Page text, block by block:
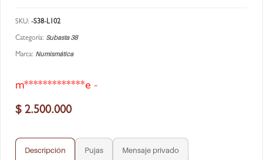
SKU: -S38-L102
Categoría: Subasta 38
Marca: Numismática
m*************e -
$ 2.500.000
Descripción Pujas Mensaje privado